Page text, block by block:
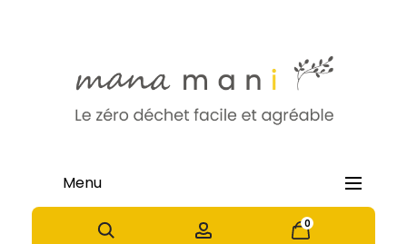
Menu
0